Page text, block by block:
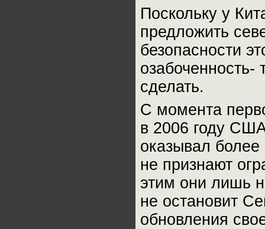
Поскольку у
предложить
безопасности
озабоченность-
сделать.
С момента
в 2006 году
оказывал
не признают
этим они лишь
не остановит
обновления